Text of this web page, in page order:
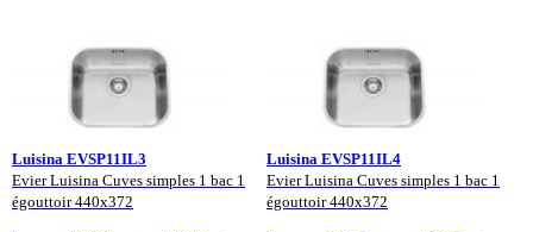
Luisina EVSP11IL3
Evier Luisina Cuves simples 1 bac 1
égouttoir 440x372
Luisina EVSP11IL4
Evier Luisina Cuves simples 1 bac 1
égouttoir 440x372